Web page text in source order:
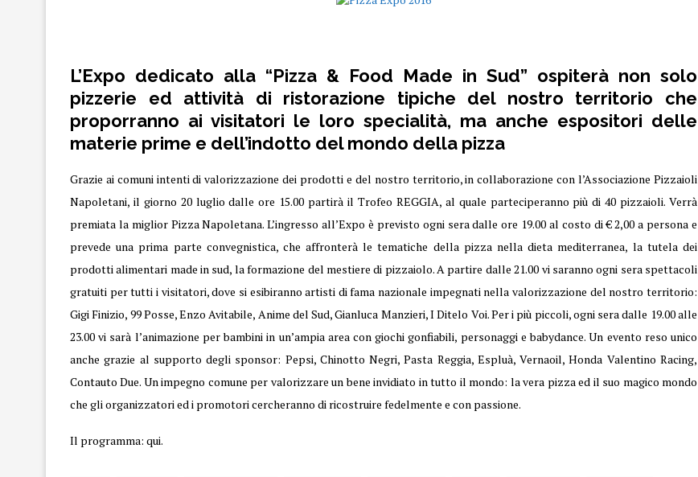
L’Expo dedicato alla “Pizza & Food Made in Sud” ospiterà non solo
pizzerie ed attività di ristorazione tipiche del nostro territorio che
proporranno ai visitatori le loro specialità, ma anche espositori delle
materie prime e dell’indotto del mondo della pizza
Grazie ai comuni intenti di valorizzazione dei prodotti e del nostro territorio, in collaborazione con l’Associazione Pizzaioli
Napoletani, il giorno 20 luglio dalle ore 15.00 partirà il Trofeo REGGIA, al quale parteciperanno più di 40 pizzaioli. Verrà
premiata la miglior Pizza Napoletana. L’ingresso all’Expo è previsto ogni sera dalle ore 19.00 al costo di € 2,00 a persona e
prevede una prima parte convegnistica, che affronterà le tematiche della pizza nella dieta mediterranea, la tutela dei
prodotti alimentari made in sud, la formazione del mestiere di pizzaiolo. A partire dalle 21.00 vi saranno ogni sera spettacoli
gratuiti per tutti i visitatori, dove si esibiranno artisti di fama nazionale impegnati nella valorizzazione del nostro territorio:
Gigi Finizio, 99 Posse, Enzo Avitabile, Anime del Sud, Gianluca Manzieri, I Ditelo Voi. Per i più piccoli, ogni sera dalle 19.00 alle
23.00 vi sarà l’animazione per bambini in un’ampia area con giochi gonfiabili, personaggi e babydance. Un evento reso unico
anche grazie al supporto degli sponsor: Pepsi, Chinotto Negri, Pasta Reggia, Espluà, Vernaoil, Honda Valentino Racing,
Contauto Due. Un impegno comune per valorizzare un bene invidiato in tutto il mondo: la vera pizza ed il suo magico mondo
che gli organizzatori ed i promotori cercheranno di ricostruire fedelmente e con passione.
Il programma: qui.